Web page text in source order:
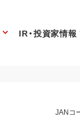
IR・投資家情報
JANコ